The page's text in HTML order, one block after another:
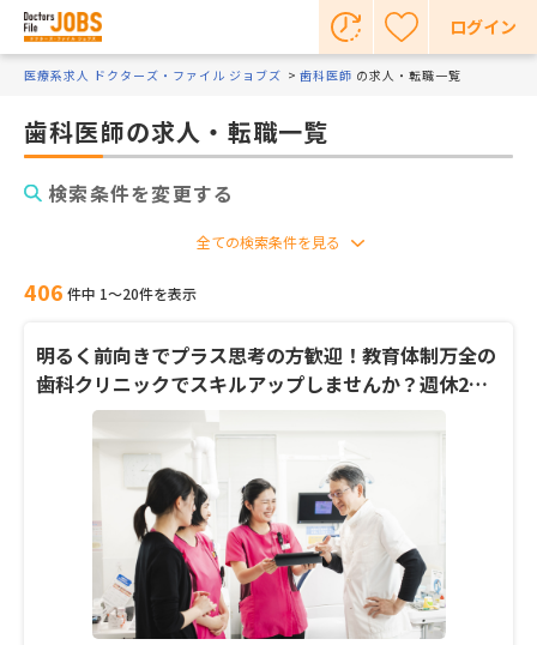
ログイン
医療系求人 ドクターズ・ファイル ジョブズ 歯科医師 の求人・転職一覧
歯科医師の求人・転職一覧
検索条件を変更する
406 件中 1〜20件を表示
明るく前向きでプラス思考の方歓迎！教育体制万全の
歯科クリニックでスキルアップしませんか？週休2日
制・18時終業